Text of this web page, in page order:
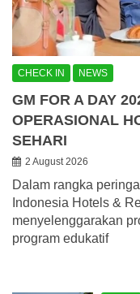
CHECK IN NEWS
GM FOR A DAY
OPERASIONAL
SEHARI
2 August 2026
Dalam rangka
Indonesia Hotels &
menyelenggarakan
program edukatif